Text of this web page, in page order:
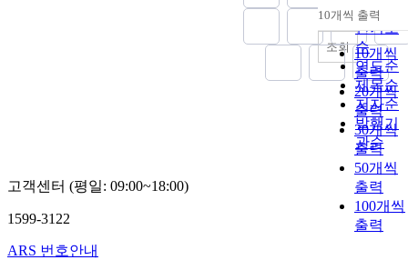
순
인기도
순
연도순
제목순
저자순
발행기
관순
내림차
10개씩 출력
10개씩
출력
20개씩
출력
30개씩
출력
50개씩
출력
100개씩
출력
조회
고객센터 (평일: 09:00~18:00)
1599-3122
ARS 번호안내